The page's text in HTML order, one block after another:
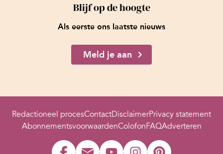
Blijf op de hoogte
Als eerste ons laatste nieuws
Meld je aan
Redactioneel procesContactDisclaimerPrivacy statement
AbonnementsvoorwaardenColofonFAQAdverteren